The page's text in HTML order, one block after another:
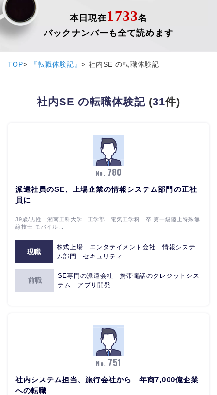
本日現在1733名
バックナンバーも全て読めます
TOP 『転職体験記』 社内SE の転職体験記
社内SE の転職体験記 (31件)
No. 780
派遣社員のSE、上場企業の情報システム部門の正社
員に
39歳/男性 湘南工科大学 工学部 電気工学科 卒 第一級陸上特殊無
線技士 モバイル...
現職
株式上場 エンタテイメント会社 情報システ
ム部門 セキュリティ...
前職
SE専門の派遣会社 携帯電話のクレジットシス
テム アプリ開発
No. 751
社内システム担当、旅行会社から 年商7,000億企業
への転職